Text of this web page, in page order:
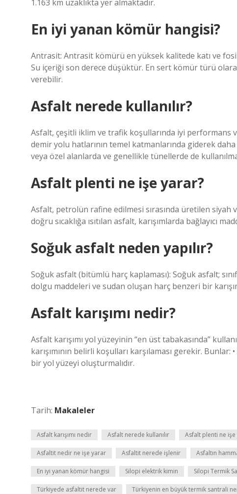
1.163 km uzaklıkta yer almaktadır.
En iyi yanan kömür hangisi?
Antrasit: Antrasit kömürü en yüksek kalitede katı ve
Su içeriği son derece düşüktür. En sert kömür türü
verebilir.
Asfalt nerede kullanılır?
Asfalt, çeşitli iklim ve trafik koşullarında iyi performans
demir yolu hatlarının temel katmanlarında giderek
veya özel alanlarda ve genellikle tünellerde de
Asfalt plenti ne işe yarar?
Asfalt, petrolün rafine edilmesi sırasında üretilen siyah
doğru sıcaklığa ısıtılan asfalt, karışımlarda bağlayıcı
Soğuk asfalt neden yapılır?
Soğuk asfalt (bitümlü harç kaplaması): Soğuk asfalt;
dolgu maddeleri ve sudan oluşan harç benzeri bir
Asfalt karışımı nedir?
Asfalt karışımı yol yüzeyinin “en üst tabakasında”
karışımının belirli koşulları karşılaması gerekir.
bir yol yüzeyi oluşturmalıdır.
Tarih: Makaleler
Asfalt karışımı nedir Asfalt nerede kullanılır Asfalt plenti ne
Asfaltit nedir ne işe yarar Asfaltit nerede işlenir Asfaltın
En iyi yanan kömür hangisi Silopi elektrik kimin Silopi Termik
Türkiyede asfaltit nerede var Türkiyenin en büyük termik santrali